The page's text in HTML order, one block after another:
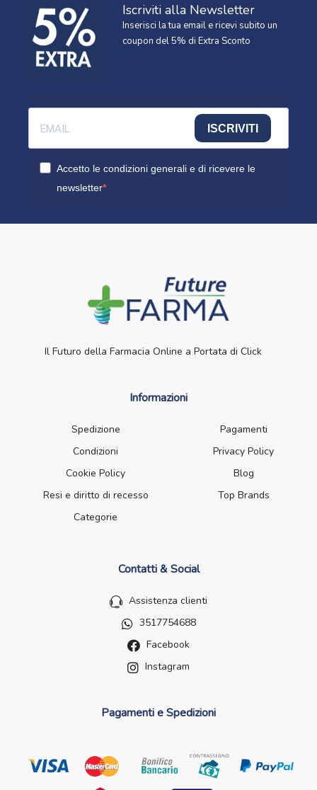
Iscriviti alla Newsletter
Inserisci la tua email e ricevi subito un
coupon del 5% di Extra Sconto
ISCRIVITI
Accetto le condizioni generali e di ricevere le
newsletter
Il Futuro della Farmacia Online a Portata di Click
Informazioni
Spedizione
Pagamenti
Condizioni
Privacy Policy
Cookie Policy
Blog
Resi e diritto di recesso
Top Brands
Categorie
Contatti & Social
Assistenza clienti
3517754688
Facebook
Instagram
Pagamenti e Spedizioni